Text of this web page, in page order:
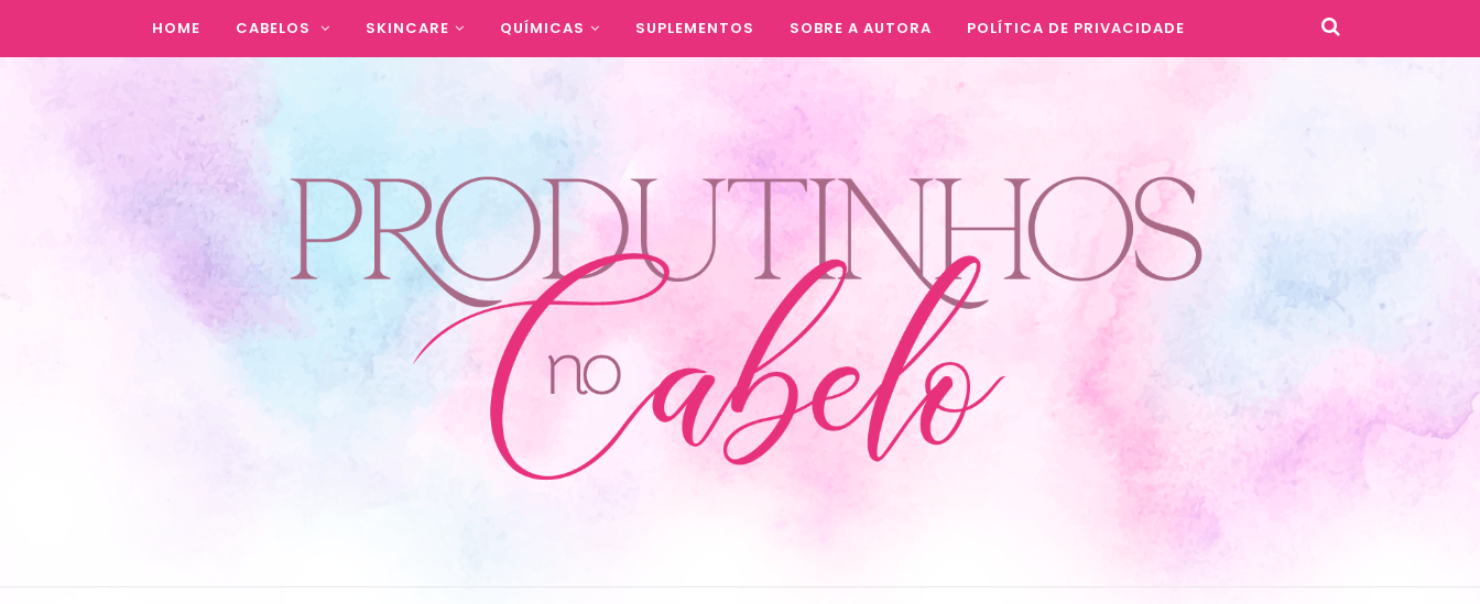
HOME CABELOS SKINCARE QUÍMICAS SUPLEMENTOS SOBRE A AUTORA POLÍTICA DE PRIVACIDADE